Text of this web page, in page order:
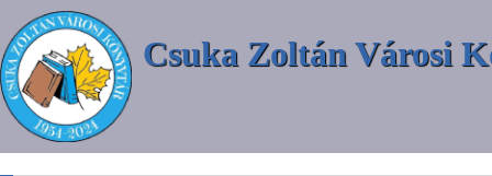
Csuka Zoltán Városi